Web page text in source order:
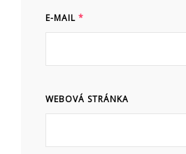
E-MAIL *
WEBOVÁ STRÁNKA